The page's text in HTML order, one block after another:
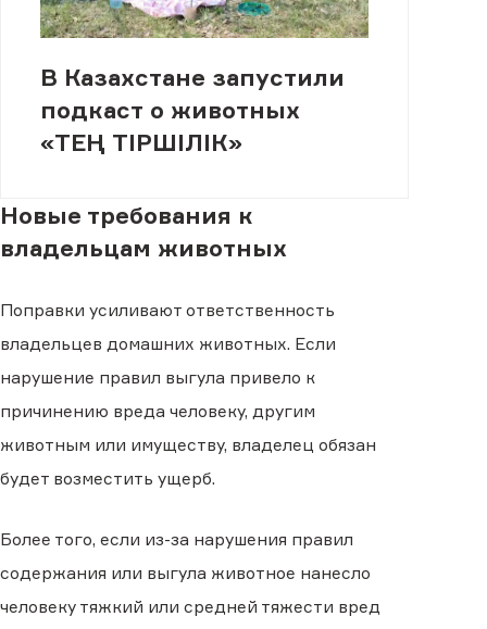
В Казахстане запустили
подкаст о животных
«ТЕҢ ТІРШІЛІК»
Новые требования к
владельцам животных
Поправки усиливают ответственность
владельцев домашних животных. Если
нарушение правил выгула привело к
причинению вреда человеку, другим
животным или имуществу, владелец обязан
будет возместить ущерб.
Более того, если из-за нарушения правил
содержания или выгула животное нанесло
человеку тяжкий или средней тяжести вред